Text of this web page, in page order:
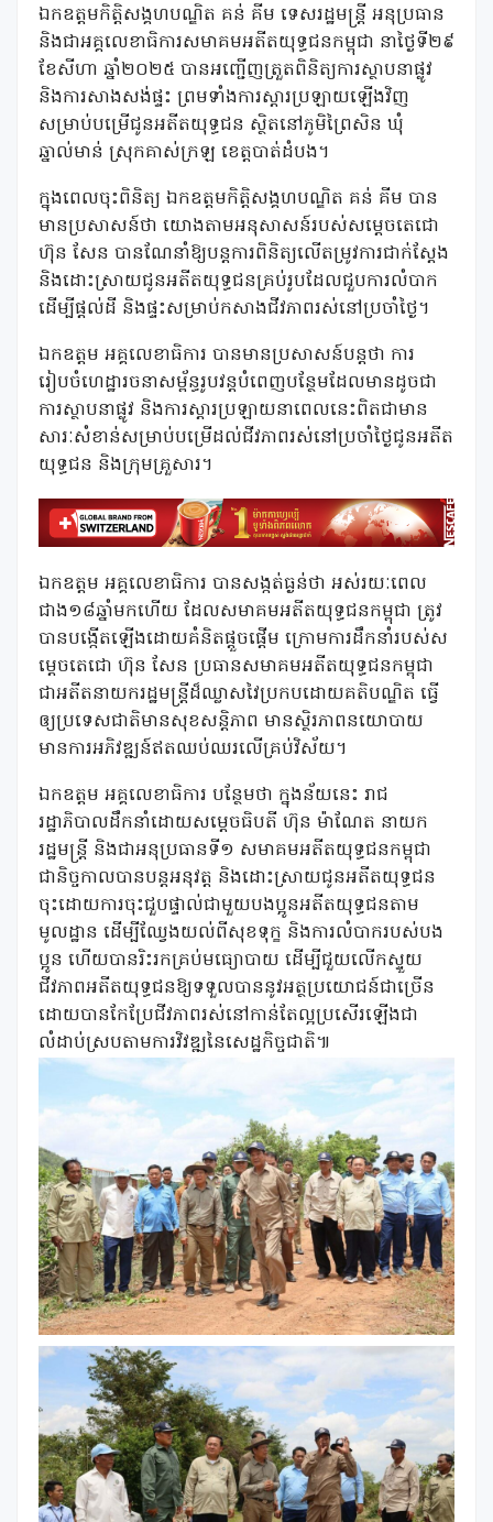
ឯកឧត្តមកិត្តិសង្គហបណ្ឌិត គន់ គីម ទេសរដ្ឋមន្ត្រី អនុប្រធាន
និងជាអគ្គលេខាធិការសមាគមអតីតយុទ្ធជនកម្ពុជា នាថ្ងៃទី២៩
ខែសីហា ឆ្នាំ២០២៥ បានអញ្ជើញត្រួតពិនិត្យការស្ថាបនាផ្លូវ
និងការសាងសង់ផ្ទះ ព្រមទាំងការស្តារប្រឡាយឡើងវិញ
សម្រាប់បម្រើជូនអតីតយុទ្ធជន ស្ថិតនៅភូមិព្រៃសិន ឃុំ
ឆ្នាល់មាន់ ស្រុកគាស់ក្រឡ ខេត្តបាត់ដំបង។
ក្នុងពេលចុះពិនិត្យ ឯកឧត្តមកិត្តិសង្គហបណ្ឌិត គន់ គីម បាន
មានប្រសាសន៍ថា យោងតាមអនុសាសន៍របស់សម្តេចតេជោ
ហ៊ុន សែន បានណែនាំឱ្យបន្តការពិនិត្យលើតម្រូវការជាក់ស្តែង
និងដោះស្រាយជូនអតីតយុទ្ធជនគ្រប់រូបដែលជួបការលំបាក
ដើម្បីផ្តល់ដី និងផ្ទះសម្រាប់កសាងជីវភាពរស់នៅប្រចាំថ្ងៃ។
ឯកឧត្តម អគ្គលេខាធិការ បានមានប្រសាសន៍បន្តថា ការ
រៀបចំហេដ្ឋារចនាសម្ព័ន្ធរូបវន្តបំពេញបន្ថែមដែលមានដូចជា
ការស្ថាបនាផ្លូវ និងការស្តារប្រឡាយនាពេលនេះពិតជាមាន
សារៈសំខាន់សម្រាប់បម្រើដល់ជីវភាពរស់នៅប្រចាំថ្ងៃជូនអតីត
យុទ្ធជន និងក្រុមគ្រួសារ។
ឯកឧត្តម អគ្គលេខាធិការ បានសង្កត់ធ្ងន់ថា អស់រយៈពេល
ជាង១៨ឆ្នាំមកហើយ ដែលសមាគមអតីតយុទ្ធជនកម្ពុជា ត្រូវ
បានបង្កើតឡើងដោយគំនិតផ្តួចផ្តើម ក្រោមការដឹកនាំរបស់ស
ម្តេចតេជោ ហ៊ុន សែន ប្រធានសមាគមអតីតយុទ្ធជនកម្ពុជា
ជាអតីតនាយករដ្ឋមន្រ្តីដ៏ឈ្លាសវៃប្រកបដោយគតិបណ្ឌិត ធ្វើ
ឲ្យប្រទេសជាតិមានសុខសន្តិភាព មានស្ថិរភាពនយោបាយ
មានការអភិវឌ្ឍន៍ឥតឈប់ឈរលើគ្រប់វិស័យ។
ឯកឧត្តម អគ្គលេខាធិការ បន្ថែមថា ក្នុងន័យនេះ រាជ
រដ្ឋាភិបាលដឹកនាំដោយសម្តេចធិបតី ហ៊ុន ម៉ាណែត នាយក
រដ្ឋមន្រ្តី និងជាអនុប្រធានទី១ សមាគមអតីតយុទ្ធជនកម្ពុជា
ជានិច្ចកាលបានបន្តអនុវត្ត និងដោះស្រាយជូនអតីតយុទ្ធជន
ចុះដោយការចុះជួបផ្ទាល់ជាមួយបងប្អូនអតីតយុទ្ធជនតាម
មូលដ្ឋាន ដើម្បីឈ្វែងយល់ពីសុខទុក្ខ និងការលំបាករបស់បង
ប្អូន ហើយបានរិះរកគ្រប់មធ្យោបាយ ដើម្បីជួយលើកស្ទួយ
ជីវភាពអតីតយុទ្ធជនឱ្យទទួលបាននូវអត្ថប្រយោជន៍ជាច្រើន
ដោយបានកែប្រែជីវភាពរស់នៅកាន់តែល្អប្រសើរឡើងជា
លំដាប់ស្របតាមការវិវឌ្ឍនៃសេដ្ឋកិច្ចជាតិ៕